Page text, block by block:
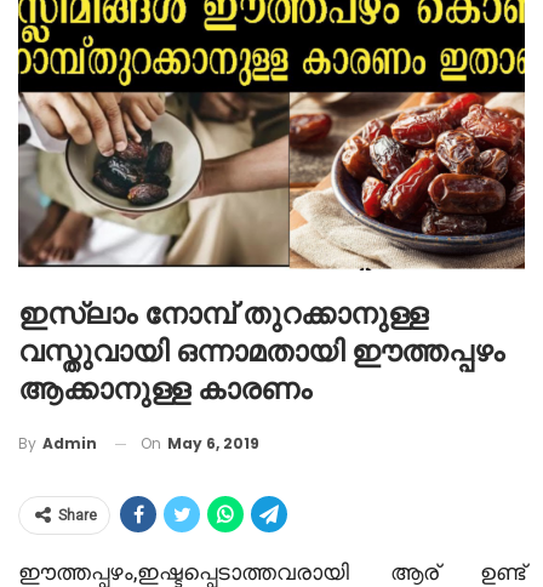
ഇസ്‌ലാം നോമ്പ് തുറക്കാനുള്ള
വസ്തുവായി ഒന്നാമതായി ഈത്തപ്പഴം
ആക്കാനുള്ള കാരണം
By Admin On May 6, 2019
Share
ഈത്തപ്പഴം,ഇഷ്ടപ്പെടാത്തവരായി ആര് ഉണ്ട്